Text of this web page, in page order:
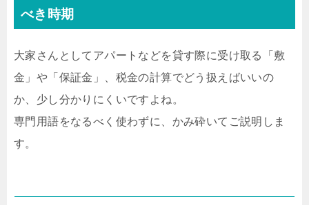
べき時期
大家さんとしてアパートなどを貸す際に受け取る「敷
金」や「保証金」、税金の計算でどう扱えばいいの
か、少し分かりにくいですよね。
専門用語をなるべく使わずに、かみ砕いてご説明しま
す。